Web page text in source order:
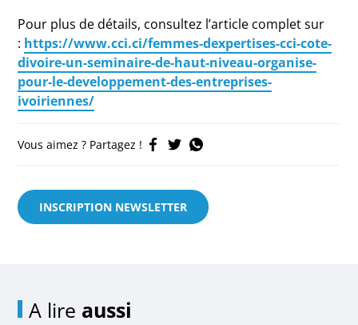
Pour plus de détails, consultez l’article complet sur
: https://www.cci.ci/femmes-dexpertises-cci-cote-
divoire-un-seminaire-de-haut-niveau-organise-
pour-le-developpement-des-entreprises-
ivoiriennes/
Vous aimez ? Partagez !
INSCRIPTION NEWSLETTER
A lire aussi